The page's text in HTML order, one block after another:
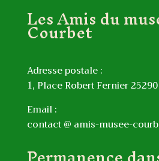
Les Amis du
Courbet
Adresse postale :
1, Place Robert Fernier
Email :
contact @ amis-musee-